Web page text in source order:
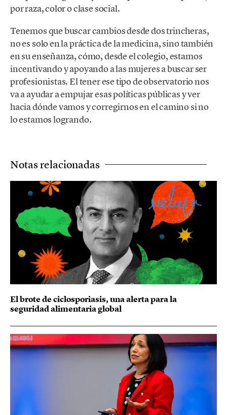
por raza, color o clase social.
Tenemos que buscar cambios desde dos trincheras,
no es solo en la práctica de la medicina, sino también
en su enseñanza, cómo, desde el colegio, estamos
incentivando y apoyando a las mujeres a buscar ser
profesionistas. El tener ese tipo de observatorio nos
va a ayudar a empujar esas políticas públicas y ver
hacia dónde vamos y corregirnos en el camino si no
lo estamos logrando.
Notas relacionadas
El brote de ciclosporiasis, una alerta para la
seguridad alimentaria global